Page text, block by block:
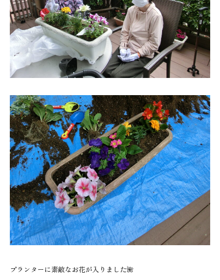
プランターに素敵なお花が入りました🌺